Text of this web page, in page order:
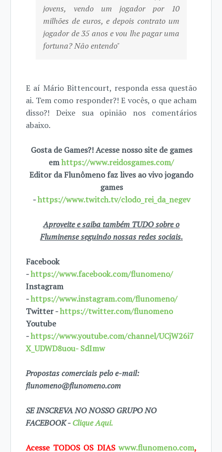
jovens, vendo um jogador por 10
milhões de euros, e depois contrato um
jogador de 35 anos e vou lhe pagar uma
fortuna? Não entendo"
E aí Mário Bittencourt, responda essa questão
ai. Tem como responder?! E vocês, o que acham
disso?! Deixe sua opinião nos comentários
abaixo.
Gosta de Games?! Acesse nosso site de games
emhttps://www.reidosgames.com/
Editor da Flunômeno faz lives ao vivo jogando
games
-https://www.twitch.tv/clodo_rei_da_negev
Aproveite e saiba também TUDO sobre o
Fluminense seguindo nossas redes sociais.
Facebook
-https://www.facebook.com/flunomeno/
Instagram
-https://www.instagram.com/flunomeno/
Twitter -https://twitter.com/flunomeno
Youtube
-https://www.youtube.com/channel/UCjW26i7
X_UDWD8uou- SdImw
Propostas comerciais pelo e-mail:
flunomeno@flunomeno.com
SE INSCREVA NO NOSSO GRUPO NO
FACEBOOK -Clique Aqui.
Acesse TODOS OS DIASwww.flunomeno.com,